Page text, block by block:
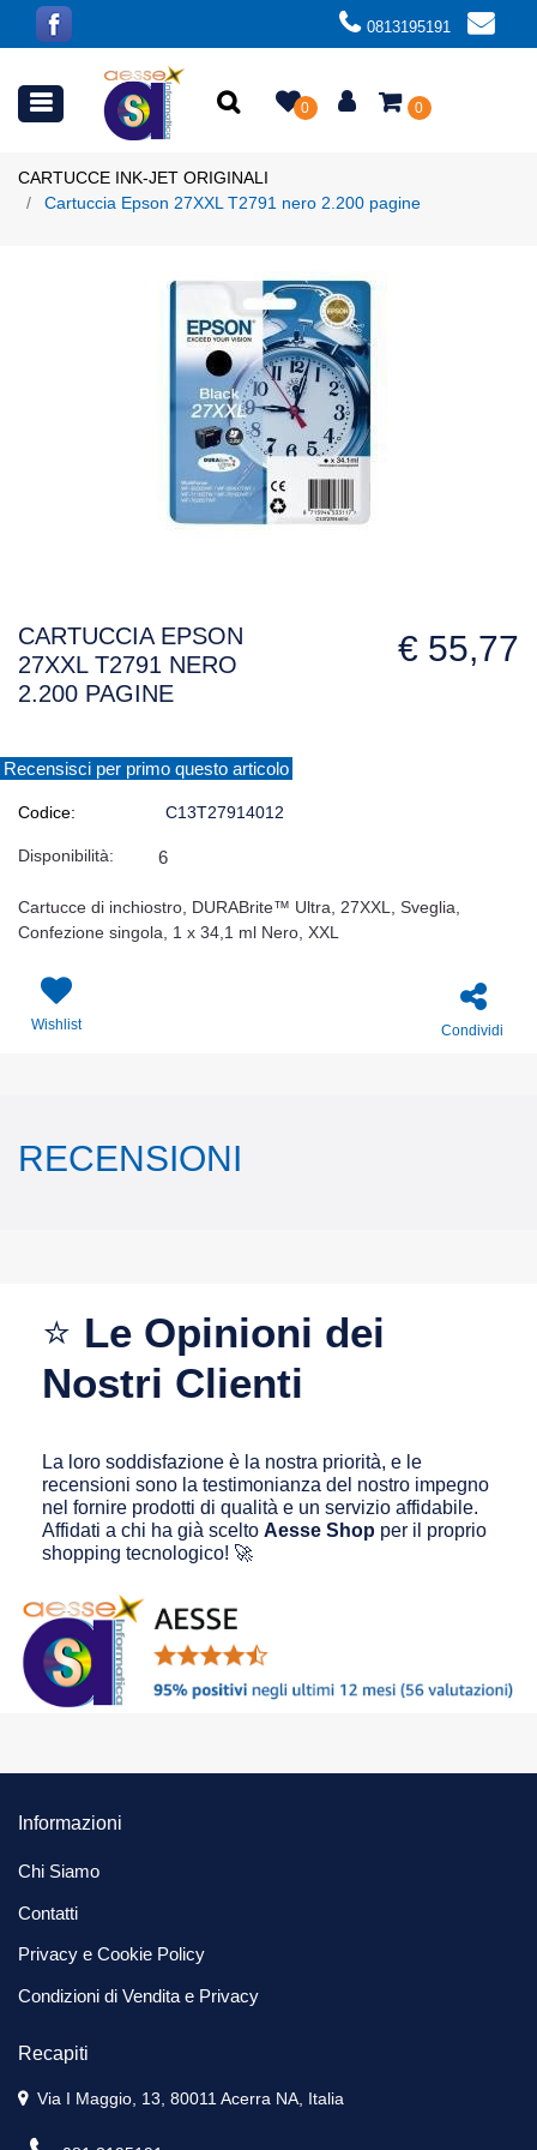
0813195191
Open menu 0 0
CARTUCCE INK-JET ORIGINALI
Cartuccia Epson 27XXL T2791 nero 2.200 pagine
CARTUCCIA EPSON
27XXL T2791 NERO
2.200 PAGINE
€ 55,77
Recensisci per primo questo articolo
Codice: C13T27914012
Disponibilità: 6
Cartucce di inchiostro, DURABrite™ Ultra, 27XXL, Sveglia,
Confezione singola, 1 x 34,1 ml Nero, XXL
Wishlist Condividi
RECENSIONI
⭐ Le Opinioni dei
Nostri Clienti
La loro soddisfazione è la nostra priorità, e le
recensioni sono la testimonianza del nostro impegno
nel fornire prodotti di qualità e un servizio affidabile.
Affidati a chi ha già scelto Aesse Shop per il proprio
shopping tecnologico! 🚀
Informazioni
Chi Siamo
Contatti
Privacy e Cookie Policy
Condizioni di Vendita e Privacy
Recapiti
Via I Maggio, 13, 80011 Acerra NA, Italia